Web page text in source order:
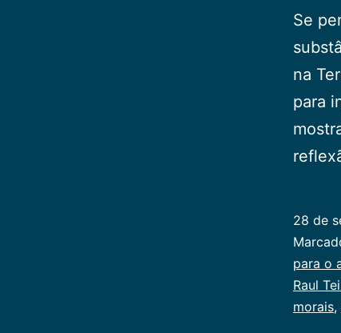
Se
na
para
28 de
como
para o
Raul
morais,